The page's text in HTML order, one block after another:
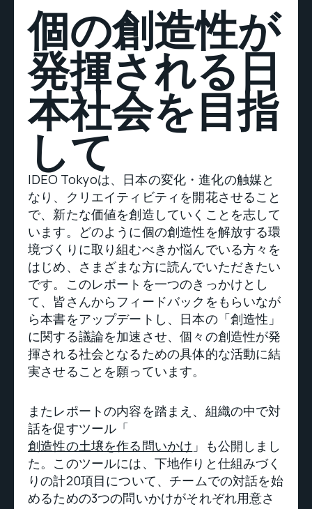
個の創造性が
発揮される日
本社会を目指
して
IDEO Tokyoは、日本の変化・進化の触媒と
なり、クリエイティビティを開花させること
で、新たな価値を創造していくことを志して
います。どのように個の創造性を解放する環
境づくりに取り組むべきか悩んでいる方々を
はじめ、さまざまな方に読んでいただきたい
です。このレポートを一つのきっかけとし
て、皆さんからフィードバックをもらいなが
ら本書をアップデートし、日本の「創造性」
に関する議論を加速させ、個々の創造性が発
揮される社会となるための具体的な活動に結
実させることを願っています。
またレポートの内容を踏まえ、組織の中で対
話を促すツール「
創造性の土壌を作る問いかけ 」も公開しまし
た。このツールには、下地作りと仕組みづく
りの計20項目について、チームでの対話を始
めるための3つの問いかけがそれぞれ用意さ